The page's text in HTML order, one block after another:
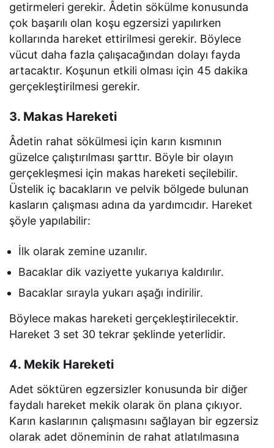
getirmeleri gerekir. Âdetin sökülme konusunda
çok başarılı olan koşu egzersizi yapılırken
kollarında hareket ettirilmesi gerekir. Böylece
vücut daha fazla çalışacağından dolayı fayda
artacaktır. Koşunun etkili olması için 45 dakika
gerçekleştirilmesi gerekir.
3. Makas Hareketi
Âdetin rahat sökülmesi için karın kısmının
güzelce çalıştırılması şarttır. Böyle bir olayın
gerçekleşmesi için makas hareketi seçilebilir.
Üstelik iç bacakların ve pelvik bölgede bulunan
kasların çalışması adına da yardımcıdır. Hareket
şöyle yapılabilir:
İlk olarak zemine uzanılır.
Bacaklar dik vaziyette yukarıya kaldırılır.
Bacaklar sırayla yukarı aşağı indirilir.
Böylece makas hareketi gerçekleştirilecektir.
Hareket 3 set 30 tekrar şeklinde yeterlidir.
4. Mekik Hareketi
Adet söktüren egzersizler konusunda bir diğer
faydalı hareket mekik olarak ön plana çıkıyor.
Karın kaslarının çalışmasını sağlayan bir egzersiz
olarak adet döneminin de rahat atlatılmasına